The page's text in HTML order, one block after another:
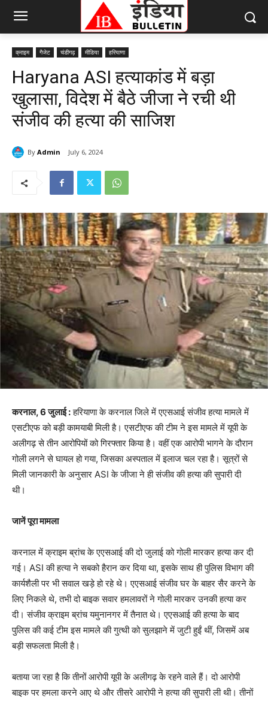
क्राइम गैजेट चंडीगढ़ मीडिया हरियाणा
Haryana ASI हत्याकांड में बड़ा
खुलासा, विदेश में बैठे जीजा ने रची थी
संजीव की हत्या की साजिश
By Admin July 6, 2024
करनाल, 6 जुलाई :हरियाणा के करनाल जिले में एएसआई संजीव हत्या मामले में
एसटीएफ को बड़ी कामयाबी मिली है। एसटीएफ की टीम ने इस मामले में यूपी के
अलीगढ़ से तीन आरोपियों को गिरफ्तार किया है। वहीं एक आरोपी भागने के दौरान
गोली लगने से घायल हो गया, जिसका अस्पताल में इलाज चल रहा है। सूत्रों से
मिली जानकारी के अनुसार ASI के जीजा ने ही संजीव की हत्या की सुपारी दी
थी।
जानें पूरा मामला
करनाल में क्राइम ब्रांच के एएसआई की दो जुलाई को गोली मारकर हत्या कर दी
गई। ASI की हत्या ने सबको हैरान कर दिया था, इसके साथ ही पुलिस विभाग की
कार्यशैली पर भी सवाल खड़े हो रहे थे। एएसआई संजीव घर के बाहर सैर करने के
लिए निकले थे, तभी दो बाइक सवार हमलावरों ने गोली मारकर उनकी हत्या कर
दी। संजीव क्राइम ब्रांच यमुनानगर में तैनात थे। एएसआई की हत्या के बाद
पुलिस की कई टीम इस मामले की गुत्थी को सुलझाने में जुटी हुईं थीं, जिसमें अब
बड़ी सफलता मिली है।
बताया जा रहा है कि तीनों आरोपी यूपी के अलीगढ़ के रहने वाले हैं। दो आरोपी
बाइक पर हमला करने आए थे और तीसरे आरोपी ने हत्या की सुपारी ली थी। तीनों